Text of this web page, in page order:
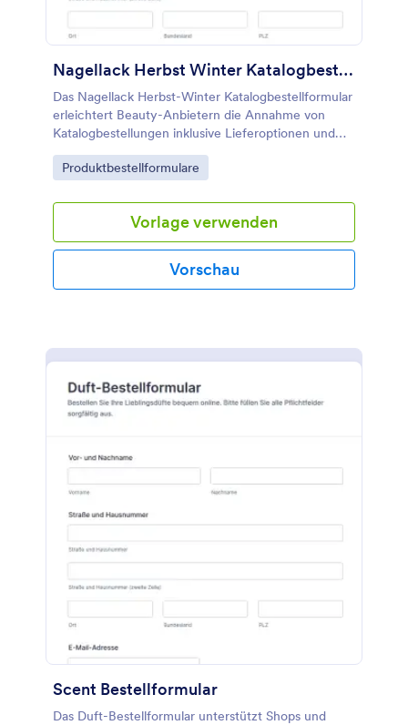
Nagellack Herbst Winter Katalogbestellformular
Das Nagellack Herbst-Winter Katalogbestellformular
erleichtert Beauty-Anbietern die Annahme von
Katalogbestellungen inklusive Lieferoptionen und
sicherer Datenerfassung mit Jotform, ideal für
saisonale Aktionen und Direktvertrieb.
Go to Category:
Produktbestellformulare
Vorlage verwenden
Vorschau
Scent Bestellformular
Das Duft-Bestellformular unterstützt Shops und